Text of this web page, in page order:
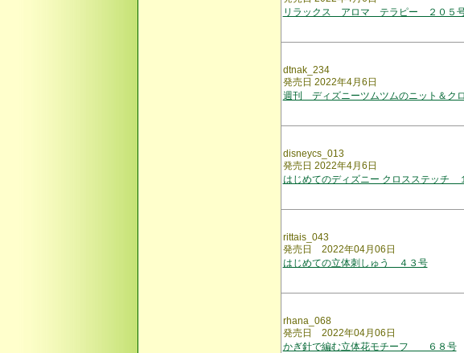
リラックス アロマ テラピー ２０５
dtnak_234
発売日 2022年4月6日
週刊 ディズニーツムツムのニット＆ク
disneycs_013
発売日 2022年4月6日
はじめてのディズニー クロスステッチ
rittais_043
発売日 2022年04月06日
はじめての立体刺しゅう ４３号
rhana_068
発売日 2022年04月06日
かぎ針で編む立体花モチーフ ６８号